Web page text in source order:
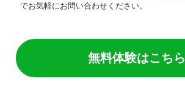
でお気軽にお問い合わせください。
無料体験はこちら